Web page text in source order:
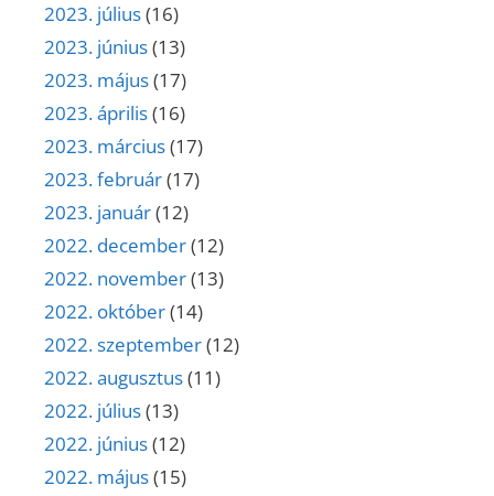
2023. július(16)
2023. június(13)
2023. május(17)
2023. április(16)
2023. március(17)
2023. február(17)
2023. január(12)
2022. december(12)
2022. november(13)
2022. október(14)
2022. szeptember(12)
2022. augusztus(11)
2022. július(13)
2022. június(12)
2022. május(15)